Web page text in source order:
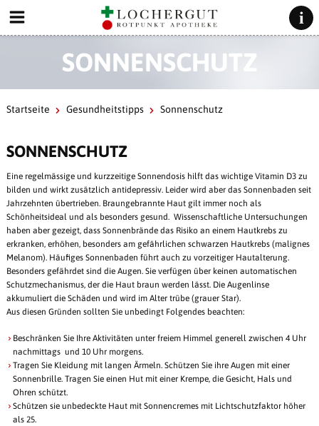
SONNENSCHUTZ
Startseite Gesundheitstipps Sonnenschutz
SONNENSCHUTZ
Eine regelmässige und kurzzeitige Sonnendosis hilft das wichtige Vitamin D3 zu
bilden und wirkt zusätzlich antidepressiv. Leider wird aber das Sonnenbaden seit
Jahrzehnten übertrieben. Braungebrannte Haut gilt immer noch als
Schönheitsideal und als besonders gesund. Wissenschaftliche Untersuchungen
haben aber gezeigt, dass Sonnenbrände das Risiko an einem Hautkrebs zu
erkranken, erhöhen, besonders am gefährlichen schwarzen Hautkrebs (malignes
Melanom). Häufiges Sonnenbaden führt auch zu vorzeitiger Hautalterung.
Besonders gefährdet sind die Augen. Sie verfügen über keinen automatischen
Schutzmechanismus, der die Haut braun werden lässt. Die Augenlinse
akkumuliert die Schäden und wird im Alter trübe (grauer Star).
Aus diesen Gründen sollten Sie unbedingt Folgendes beachten:
Beschränken Sie Ihre Aktivitäten unter freiem Himmel generell zwischen 4 Uhr
nachmittags und 10 Uhr morgens.
Tragen Sie Kleidung mit langen Ärmeln. Schützen Sie ihre Augen mit einer
Sonnenbrille. Tragen Sie einen Hut mit einer Krempe, die Gesicht, Hals und
Ohren schützt.
Schützen sie unbedeckte Haut mit Sonnencremes mit Lichtschutzfaktor höher
als 25.